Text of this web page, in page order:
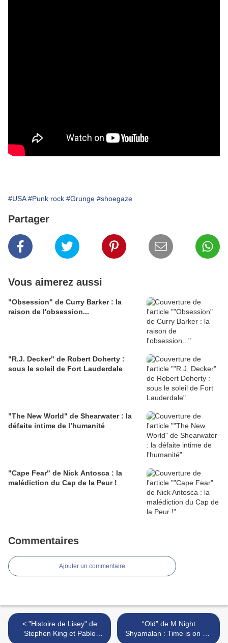
#USA #Punk rock #Grunge #shoegaze
Partager
Vous aimerez aussi
"Obsession" de Curry Barker : la
raison de l'obsession...
"R.J. Decker" de Robert Doherty :
sous le soleil de Fort Lauderdale
"The New World" de Shearwater : la
défaite intime de l’humanité
"Cape Fear" de Nick Antosca : la
malédiction du Cap de la Peur !
Commentaires
Ajouter un commentaire
< "Histoire de Lisey" de
Stephen King et Pablo
“Old” de M Night
Shyamalan : Time is on my